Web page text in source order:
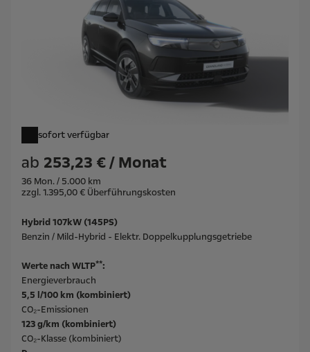
sofort verfügbar
ab 253,23 € / Monat
36 Mon. / 5.000 km
zzgl. 1.395,00 € Überführungskosten
Hybrid 107kW (145PS)
Benzin / Mild-Hybrid - Elektr. Doppelkupplungsgetriebe
Werte nach WLTP**:
Energieverbrauch
5,5 l/100 km (kombiniert)
CO₂-Emissionen
123 g/km (kombiniert)
CO₂-Klasse (kombiniert)